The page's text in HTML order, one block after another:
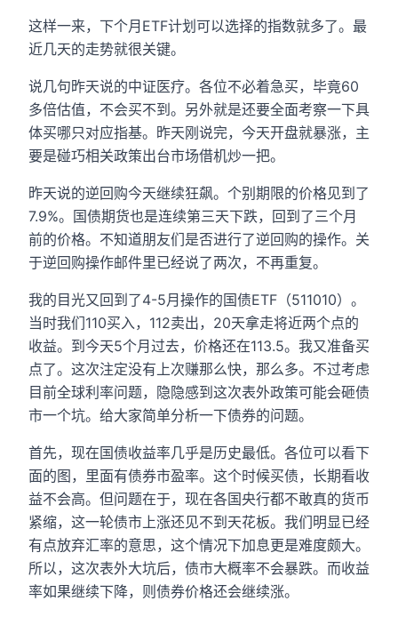
这样一来，下个月ETF计划可以选择的指数就多了。最
近几天的走势就很关键。
说几句昨天说的中证医疗。各位不必着急买，毕竟60
多倍估值，不会买不到。另外就是还要全面考察一下具
体买哪只对应指基。昨天刚说完，今天开盘就暴涨，主
要是碰巧相关政策出台市场借机炒一把。
昨天说的逆回购今天继续狂飙。个别期限的价格见到了
7.9%。国债期货也是连续第三天下跌，回到了三个月
前的价格。不知道朋友们是否进行了逆回购的操作。关
于逆回购操作邮件里已经说了两次，不再重复。
我的目光又回到了4-5月操作的国债ETF（511010）。
当时我们110买入，112卖出，20天拿走将近两个点的
收益。到今天5个月过去，价格还在113.5。我又准备买
点了。这次注定没有上次赚那么快，那么多。不过考虑
目前全球利率问题，隐隐感到这次表外政策可能会砸债
市一个坑。给大家简单分析一下债券的问题。
首先，现在国债收益率几乎是历史最低。各位可以看下
面的图，里面有债券市盈率。这个时候买债，长期看收
益不会高。但问题在于，现在各国央行都不敢真的货币
紧缩，这一轮债市上涨还见不到天花板。我们明显已经
有点放弃汇率的意思，这个情况下加息更是难度颇大。
所以，这次表外大坑后，债市大概率不会暴跌。而收益
率如果继续下降，则债券价格还会继续涨。